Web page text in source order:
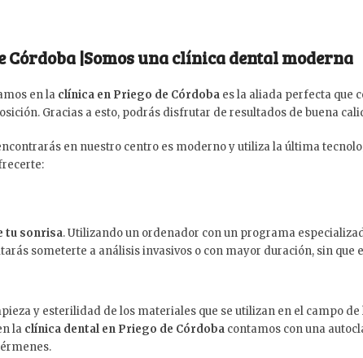
Córdoba |Somos una clínica dental moderna
en la clínica en Priego de Córdoba es la aliada perfecta que
Gracias a esto, podrás disfrutar de resultados de buena
en nuestro centro es moderno y utiliza la última
tu sonrisa. Utilizando un ordenador con un programa
someterte a análisis invasivos o con mayor duración, sin
y esterilidad de los materiales que se utilizan en el campo
laclínica dental en Priego de Córdobacontamos con una